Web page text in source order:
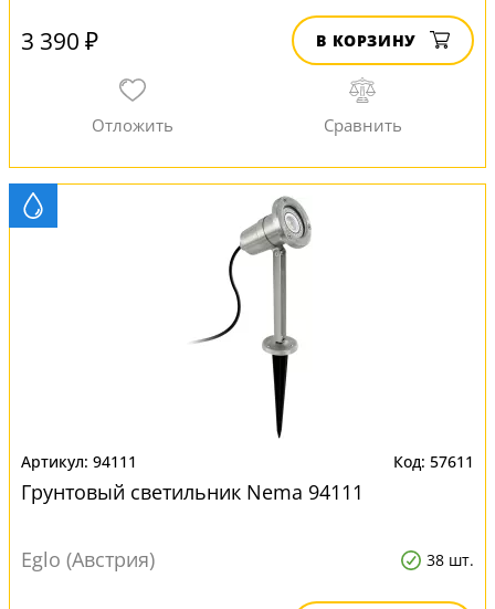
3 390 ₽ В КОРЗИНУ
94111 57611
Грунтовый светильник Nema 94111
Eglo (Австрия) 38 шт.